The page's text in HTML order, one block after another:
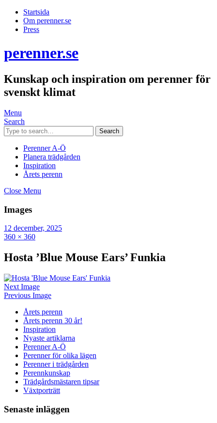
Startsida
Om perenner.se
Press
perenner.se
Kunskap och inspiration om perenner för
svenskt klimat
Menu
Search
Search
Perenner A-Ö
Planera trädgården
Inspiration
Årets perenn
Close Menu
Images
12 december, 2025
360 × 360
Hosta ’Blue Mouse Ears’ Funkia
Next Image
Previous Image
Årets perenn
Årets perenn 30 år!
Inspiration
Nyaste artiklarna
Perenner A-Ö
Perenner för olika lägen
Perenner i trädgården
Perennkunskap
Trädgårdsmästaren tipsar
Växtporträtt
Senaste inläggen